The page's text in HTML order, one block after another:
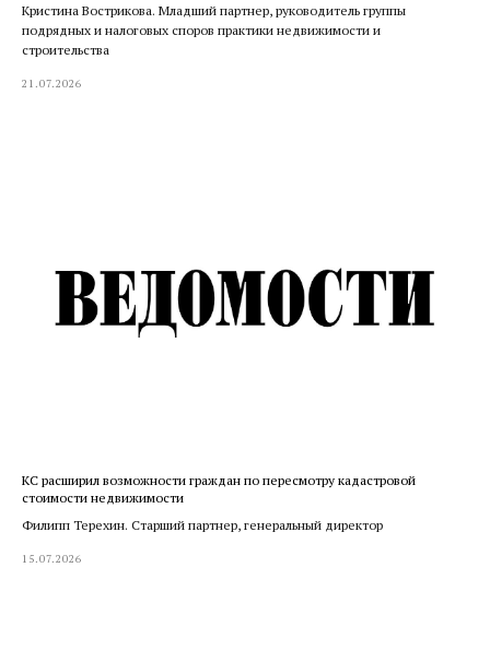
Кристина Вострикова. Младший партнер, руководитель группы
подрядных и налоговых споров практики недвижимости и
строительства
21.07.2026
КС расширил возможности граждан по пересмотру кадастровой
стоимости недвижимости
Филипп Терехин. Старший партнер, генеральный директор
15.07.2026